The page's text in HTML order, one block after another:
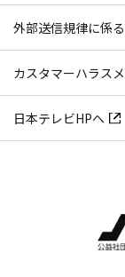
外部送信規律に係
カスタマーハラス
日本テレビHPへ